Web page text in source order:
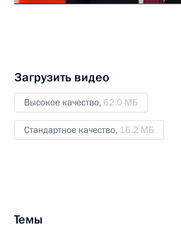
Загрузить видео
Высокое качество,62.0 МБ
Стандартное качество, 16.2 МБ
Темы